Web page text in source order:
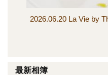
2026.06.20 La Vie by
最新相簿